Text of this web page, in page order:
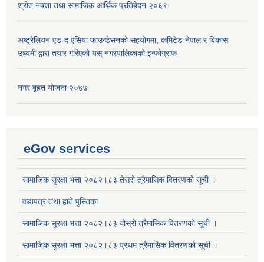
श्रोत नक्शा तथा सामाजिक आर्थिक प्रतिबेदन २०६९
अष्ट्रेलियन एड-द एसिया फाउन्डेसनको सहयोगमा, कमिटेड नेपाल र बिकास
उध्यमी द्वारा तयार गरिएको यस् नगरपालिकाको इन्फोग्राफ
नगर बृहत योजना २०७७
eGov services
सामाजिक सुरक्षा भत्ता २०८२।८३ तेस्रो त्रैमासिक वितरणको सूची ।
वडापत्र तथा हाते पुस्तिका
सामाजिक सुरक्षा भत्ता २०८२।८३ दोस्रो त्रैमासिक वितरणको सूची ।
सामाजिक सुरक्षा भत्ता २०८२।८३ प्रथम त्रैमासिक वितरणको सूची ।